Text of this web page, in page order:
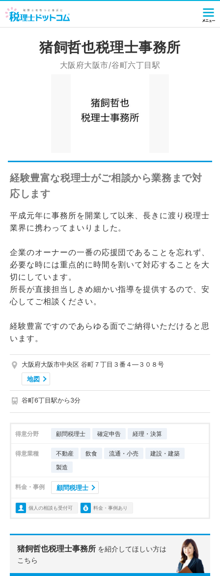
猪飼哲也税理士事務所
大阪府大阪市/谷町六丁目駅
経験豊富な税理士がご相談から業務まで対
応します
平成元年に事務所を開業して以来、長きに渡り税理士
業界に携わってまいりました。
企業のオーナーの一番の応援団であることを忘れず、
必要な時には重点的に時間を割いて対応することを大
切にしています。
所長が直接担当しきめ細かい指導を提供するので、安
心してご相談ください。
経験豊富ですのであらゆる面でご納得いただけると思
います。
大阪府大阪市中央区 谷町７丁目３番４―３０８号
地図
谷町6丁目駅から3分
得意分野 顧問税理士 確定申告 経理・決算
得意業種 不動産 飲食 流通・小売
建設・建築
製造
料金・事例 顧問税理士
個人の相談も受付可 料金・事例あり
猪飼哲也税理士事務所 を紹介してほしい方は
こちら